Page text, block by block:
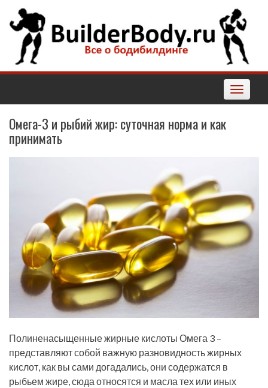
Наверх
Toggle
Омега-3 и рыбий жир: суточная норма и как
принимать
Полиненасыщенные жирные кислоты Омега 3 –
представляют собой важную разновидность жирных
кислот, как вы сами догадались, они содержатся в
рыбьем жире, сюда относятся и масла тех или иных